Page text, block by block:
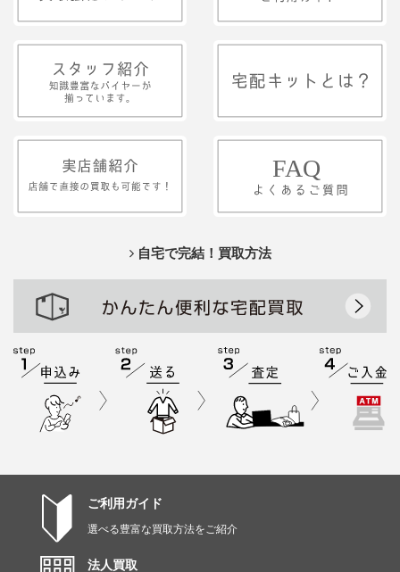
自宅で完結！買取方法
ご利用ガイド
選べる豊富な買取方法をご紹介
法人買取